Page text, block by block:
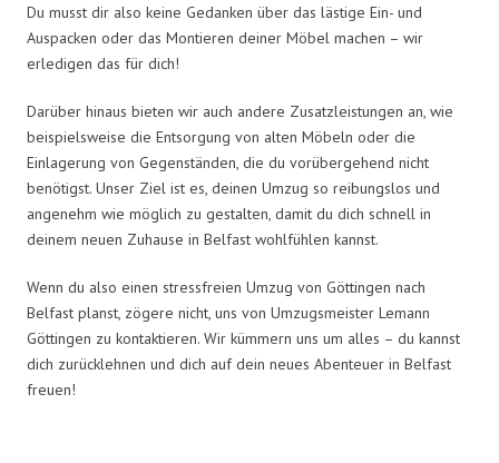
Du musst dir also keine Gedanken über das lästige Ein- und
Auspacken oder das Montieren deiner Möbel machen – wir
erledigen das für dich!
Darüber hinaus bieten wir auch andere Zusatzleistungen an, wie
beispielsweise die Entsorgung von alten Möbeln oder die
Einlagerung von Gegenständen, die du vorübergehend nicht
benötigst. Unser Ziel ist es, deinen Umzug so reibungslos und
angenehm wie möglich zu gestalten, damit du dich schnell in
deinem neuen Zuhause in Belfast wohlfühlen kannst.
Wenn du also einen stressfreien Umzug von Göttingen nach
Belfast planst, zögere nicht, uns von Umzugsmeister Lemann
Göttingen zu kontaktieren. Wir kümmern uns um alles – du kannst
dich zurücklehnen und dich auf dein neues Abenteuer in Belfast
freuen!